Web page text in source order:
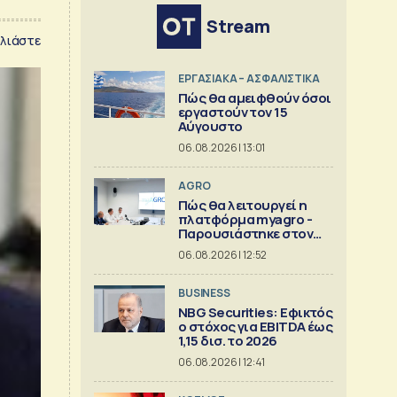
Stream
ΕΡΓΑΣΙΑΚΑ – ΑΣΦΑΛΙΣΤΙΚΑ
Πώς θα αμειφθούν όσοι
εργαστούν τον 15
Αύγουστο
06.08.2026 | 13:01
AGRO
Πώς θα λειτουργεί η
πλατφόρμα myagro -
Παρουσιάστηκε στον
Μητσοτάκη
06.08.2026 | 12:52
BUSINESS
NBG Securities: Εφικτός
ο στόχος για EBITDA έως
1,15 δισ. το 2026
06.08.2026 | 12:41